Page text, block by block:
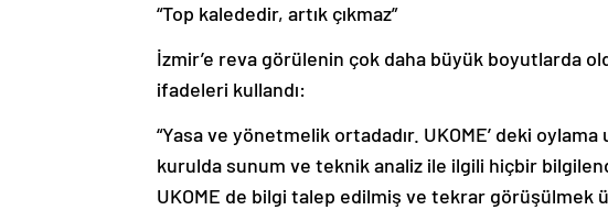
“Top kalededir, artık çıkmaz”
İzmir’e reva görülenin çok daha büyük boyutlarda
ifadeleri kullandı:
“Yasa ve yönetmelik ortadadır. UKOME’ deki
kurulda sunum ve teknik analiz ile ilgili hiçbir
UKOME de bilgi talep edilmiş ve tekrar